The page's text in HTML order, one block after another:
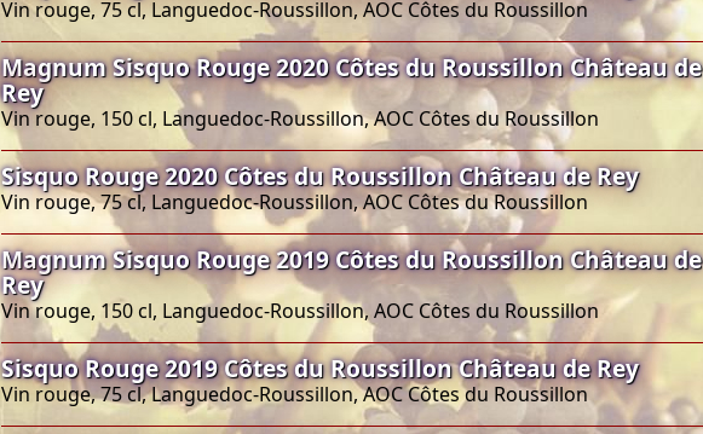
Vin rouge, 75 cl, Languedoc-Roussillon, AOC Côtes du Roussillon
Magnum Sisquo Rouge 2020 Côtes du Roussillon Château de
Rey
Vin rouge, 150 cl, Languedoc-Roussillon, AOC Côtes du Roussillon
Sisquo Rouge 2020 Côtes du Roussillon Château de Rey
Vin rouge, 75 cl, Languedoc-Roussillon, AOC Côtes du Roussillon
Magnum Sisquo Rouge 2019 Côtes du Roussillon Château de
Rey
Vin rouge, 150 cl, Languedoc-Roussillon, AOC Côtes du Roussillon
Sisquo Rouge 2019 Côtes du Roussillon Château de Rey
Vin rouge, 75 cl, Languedoc-Roussillon, AOC Côtes du Roussillon